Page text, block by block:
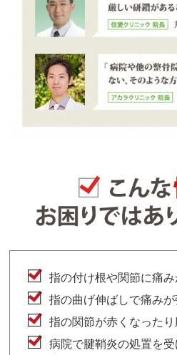
指の付け根や関節に痛み
指の曲げ伸ばしで痛みが
指の関節が赤くなった
病院で腱鞘炎の処置を